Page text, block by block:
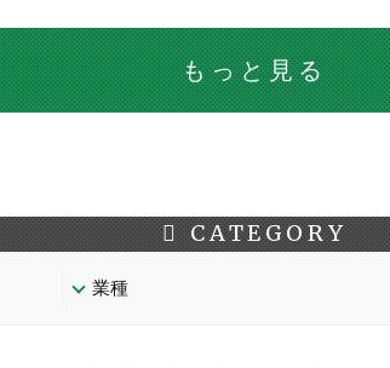
もっと見る
CATEGORY
業種